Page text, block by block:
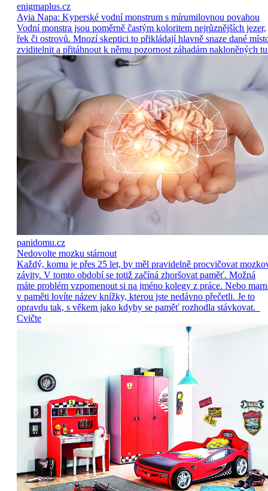
enigmaplus.cz
Ayia Napa: Kyperské vodní monstrum s mírumilovnou povahou
Vodní monstra jsou poměrně častým koloritem nejrůznějších jezer,
řek či ostrovů. Mnozí skeptici to přikládají hlavně snaze dané
zviditelnit a přitáhnout k němu pozornost záhadám nakloněných
panidomu.cz
Nedovolte mozku stárnout
Každý, komu je přes 25 let, by měl pravidelně procvičovat
závity. V tomto období se totiž začíná zhoršovat paměť. Možná
máte problém vzpomenout si na jméno kolegy z práce. Nebo
v paměti lovíte název knížky, kterou jste nedávno přečetli. Je to
opravdu tak, s věkem jako kdyby se paměť rozhodla stávkovat.
Cvičte